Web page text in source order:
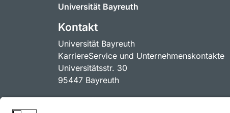
Universität Bayreuth
Kontakt
Universität Bayreuth
KarriereService und Unternehmenskontakte
Universitätsstr. 30
95447 Bayreuth
Kontakt für Unternehmen